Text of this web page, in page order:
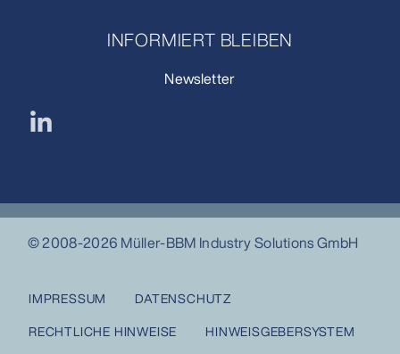
INFORMIERT BLEIBEN
Newsletter
© 2008-2026 Müller-BBM Industry Solutions GmbH
IMPRESSUM
DATENSCHUTZ
RECHTLICHE HINWEISE
HINWEISGEBERSYSTEM